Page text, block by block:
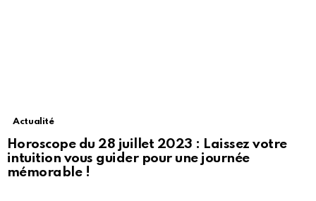
Actualité
Horoscope du 28 juillet 2023 : Laissez votre
intuition vous guider pour une journée
mémorable !